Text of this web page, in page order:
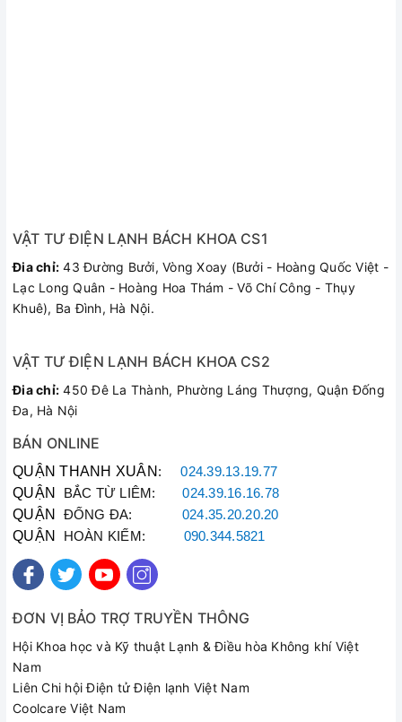
VẬT TƯ ĐIỆN LẠNH BÁCH KHOA CS1
Đia chỉ: 43 Đường Bưởi, Vòng Xoay (Bưởi - Hoàng Quốc Việt -
Lạc Long Quân - Hoàng Hoa Thám - Võ Chí Công - Thụy
Khuê), Ba Đình, Hà Nội.
VẬT TƯ ĐIỆN LẠNH BÁCH KHOA CS2
Đia chỉ: 450 Đê La Thành, Phường Láng Thượng, Quận Đống
Đa, Hà Nội
BÁN ONLINE
QUẬN THANH XUÂN :024.39.13.19.77
QUẬN BẮC TỪ LIÊM:024.39.16.16.78
QUẬN ĐỐNG ĐA: 024.35.20.20.20
QUẬN HOÀN KIẾM: 090.344.5821
ĐƠN VỊ BẢO TRỢ TRUYỀN THÔNG
Hội Khoa học và Kỹ thuật Lạnh & Điều hòa Không khí Việt
Nam
Liên Chi hội Điện tử Điện lạnh Việt Nam
Coolcare Việt Nam